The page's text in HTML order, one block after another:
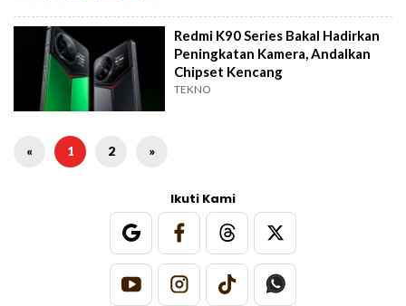
Redmi K90 Series Bakal Hadirkan
Peningkatan Kamera, Andalkan
Chipset Kencang
TEKNO
« 1 2 »
Ikuti Kami